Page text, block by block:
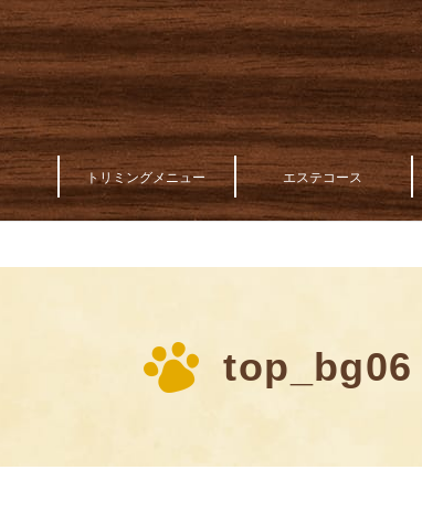
トリミングメニュー エステコース
top_bg06